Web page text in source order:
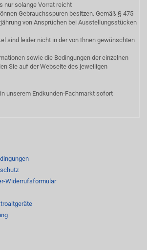
nur solange Vorrat reicht
Gebrauchsspuren besitzen. Gemäß § 475
von Ansprüchen bei Ausstellungsstücken
sind leider nicht in der von Ihnen gewünschten
sowie die Bedingungen der einzelnen
Sie auf der Webseite des jeweiligen
unserem Endkunden-Fachmarkt sofort
Widerrufsformular